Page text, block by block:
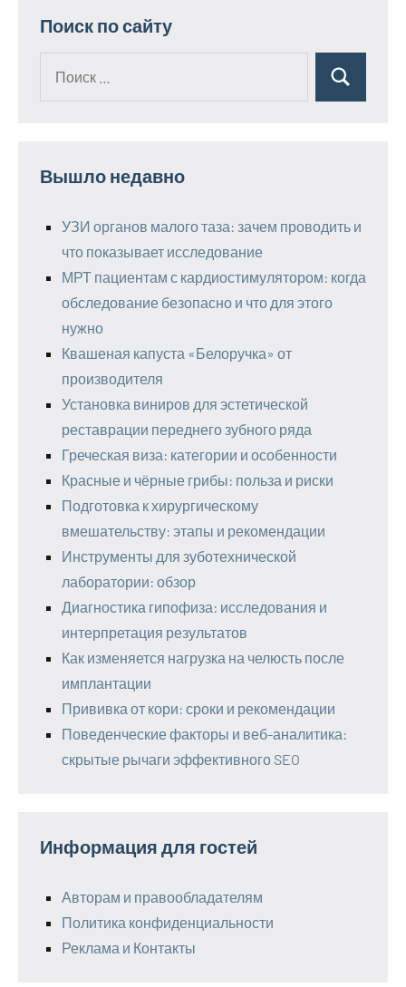
Поиск по сайту
Поиск
Вышло недавно
УЗИ органов малого таза: зачем проводить и
что показывает исследование
МРТ пациентам с кардиостимулятором: когда
обследование безопасно и что для этого
нужно
Квашеная капуста «Белоручка» от
производителя
Установка виниров для эстетической
реставрации переднего зубного ряда
Греческая виза: категории и особенности
Красные и чёрные грибы: польза и риски
Подготовка к хирургическому
вмешательству: этапы и рекомендации
Инструменты для зуботехнической
лаборатории: обзор
Диагностика гипофиза: исследования и
интерпретация результатов
Как изменяется нагрузка на челюсть после
имплантации
Прививка от кори: сроки и рекомендации
Поведенческие факторы и веб-аналитика:
скрытые рычаги эффективного SEO
Информация для гостей
Авторам и правообладателям
Политика конфиденциальности
Реклама и Контакты